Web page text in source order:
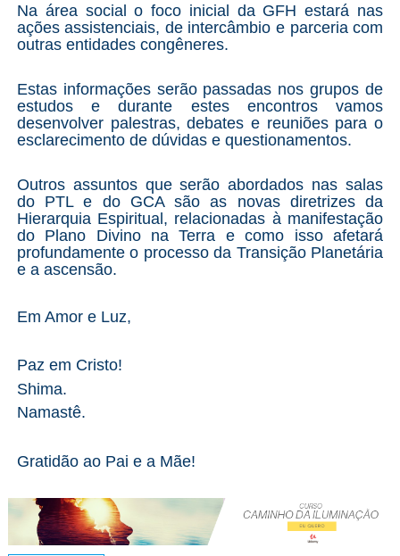
Na área social o foco inicial da GFH estará nas
ações assistenciais, de intercâmbio e parceria com
outras entidades congêneres.
Estas informações serão passadas nos grupos de
estudos e durante estes encontros vamos
desenvolver palestras, debates e reuniões para o
esclarecimento de dúvidas e questionamentos.
Outros assuntos que serão abordados nas salas
do PTL e do GCA são as novas diretrizes da
Hierarquia Espiritual, relacionadas à manifestação
do Plano Divino na Terra e como isso afetará
profundamente o processo da Transição Planetária
e a ascensão.
Em Amor e Luz,
Paz em Cristo!
Shima.
Namastê.
Gratidão ao Pai e a Mãe!